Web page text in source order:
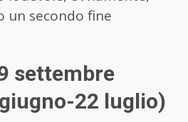
un secondo fine
settembre
22 luglio)